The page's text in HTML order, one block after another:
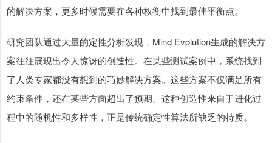
的解决方案，更多时候需要在各种权衡中找到最佳平衡点。
研究团队通过大量的定性分析发现，Mind Evolution生成的解决方
案往往展现出令人惊讶的创造性。在某些测试案例中，系统找到
了人类专家都没有想到的巧妙解决方案。这些方案不仅满足所有
约束条件，还在某些方面超出了预期。这种创造性来自于进化过
程中的随机性和多样性，正是传统确定性算法所缺乏的特质。